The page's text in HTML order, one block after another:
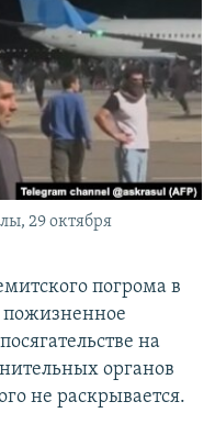
29 октября
погрома в
пожизненное
на
органов
не раскрывается.